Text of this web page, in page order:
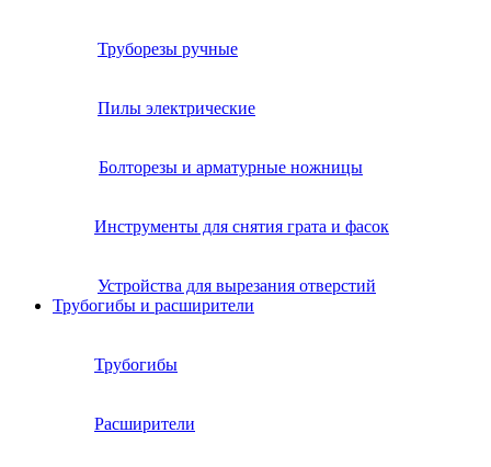
Труборезы ручные
Пилы электрические
Болторезы и арматурные ножницы
Инструменты для снятия грата и фасок
Устройства для вырезания отверстий
Трубогибы и расширители
Трубогибы
Расширители